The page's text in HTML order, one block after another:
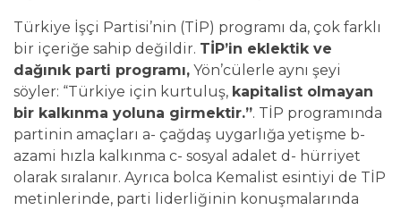
Türkiye İşçi Partisi’nin (TİP) programı da, çok farklı
bir içeriğe sahip değildir. TİP’in eklektik ve
dağınık parti programı, Yön’cülerle aynı şeyi
söyler: “Türkiye için kurtuluş, kapitalist olmayan
bir kalkınma yoluna girmektir.”. TİP programında
partinin amaçları a- çağdaş uygarlığa yetişme b-
azami hızla kalkınma c- sosyal adalet d- hürriyet
olarak sıralanır. Ayrıca bolca Kemalist esintiyi de TİP
metinlerinde, parti liderliğinin konuşmalarında